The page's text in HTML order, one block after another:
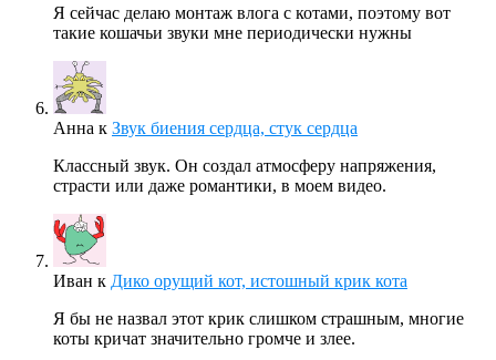
Я сейчас делаю монтаж влога с котами, поэтому вот
такие кошачьи звуки мне периодически нужны
Анна к Звук биения сердца, стук сердца
Классный звук. Он создал атмосферу напряжения,
страсти или даже романтики, в моем видео.
Иван к Дико орущий кот, истошный крик кота
Я бы не назвал этот крик слишком страшным, многие
коты кричат значительно громче и злее.